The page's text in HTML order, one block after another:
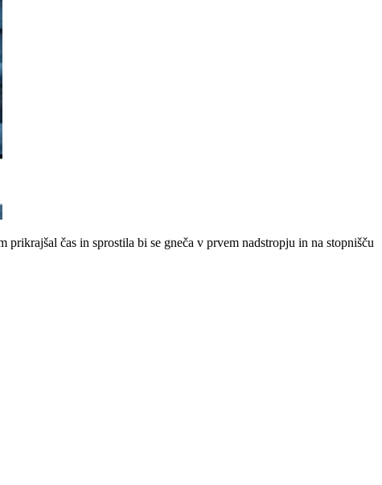
čas in sprostila bi se gneča v prvem nadstropju in na stopnišču